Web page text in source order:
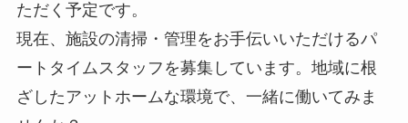
ただく予定です。
現在、施設の清掃・管理をお手伝いいただけるパ
ートタイムスタッフを募集しています。地域に根
ざしたアットホームな環境で、一緒に働いてみま